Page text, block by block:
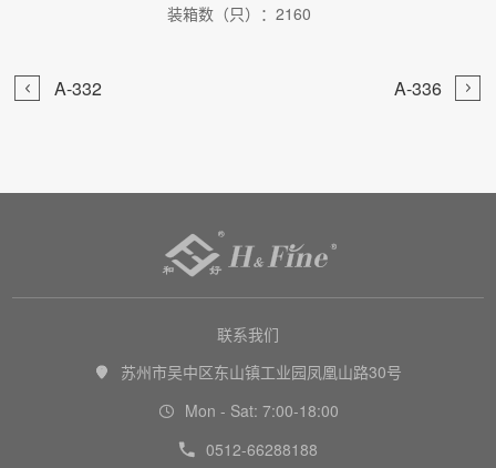
装箱数（只）：2160
 A-332 A-336 

联系我们
 苏州市吴中区东山镇工业园凤凰山路30号
 Mon - Sat: 7:00-18:00
 0512-66288188